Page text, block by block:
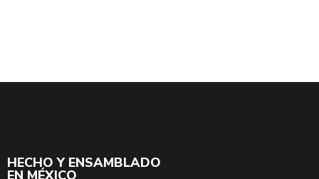
HECHO Y ENSAMBLADO
EN MÉXICO